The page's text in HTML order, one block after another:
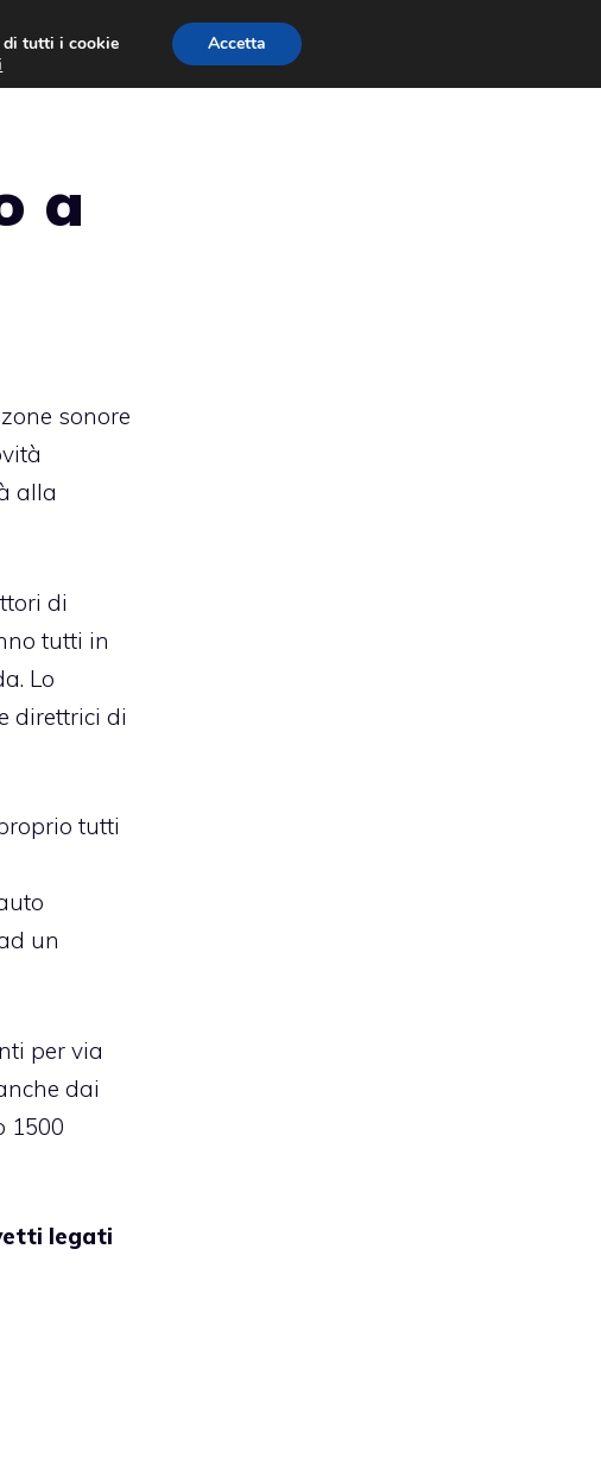
EVENTI E FIERE
a
sonore
alla
di
tutti in
Lo
direttrici di
tutti
un
per via
dai
1500
legati
di tutti i cookie
Accetta